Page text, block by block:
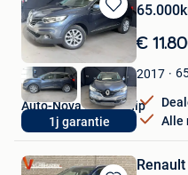
Bewaren
in
Mijn
Favorieten
1j garantie
€
2017
Alle
Auto-Nova Dealership
Oud-Turnhout